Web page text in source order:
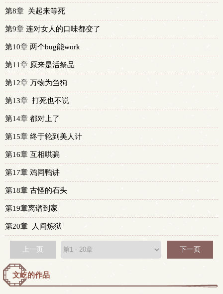
第8章 关起来等死
第9章 连对女人的口味都变了
第10章 两个bug能work
第11章 原来是活祭品
第12章 万物为刍狗
第13章 打死也不说
第14章 都对上了
第15章 终于轮到美人计
第16章 互相哄骗
第17章 鸡同鸭讲
第18章 古怪的石头
第19章离谱到家
第20章 人间炼狱
上一页 下一页
文屹的作品